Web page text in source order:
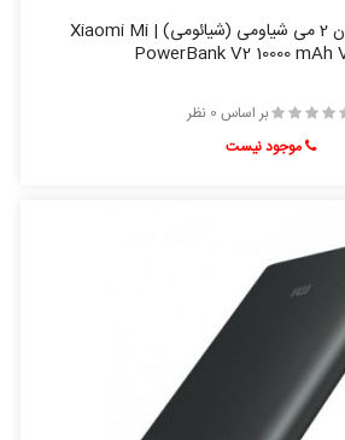
پاور بانک 10000 ورژن 2 می شیاومی (شیائومی) | Xiaomi Mi
PowerBank V2 10000 mAh
بر اساس 0 نظر
موجود نیست